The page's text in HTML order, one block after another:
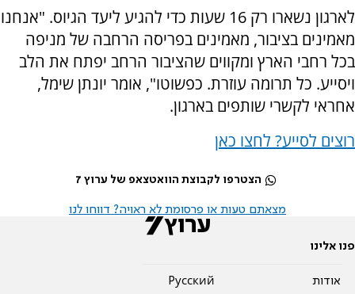
לארגון נשארו רק 16 שעות כדי להגיע ליעד הגיוס. "אנחנו
מאמינים בציבור, מאמינים בפריסה הרחבה של מניפה
בכל רחבי הארץ ומקווים שהציבור הרחב יפתח את הלב
ויסייע. כל תרומה עוזרת. כפשוטו", אומר יונתן שימל,
אחראי לקשרי שותפים בארגון.
רוצים לסייע? לחצו כאן
הצטרפו לקבוצת הוואטצאפ של ערוץ 7
מצאתם טעות או פרסומת לא ראויה? דווחו לנו
פנו אלינו
אודות
Pусский